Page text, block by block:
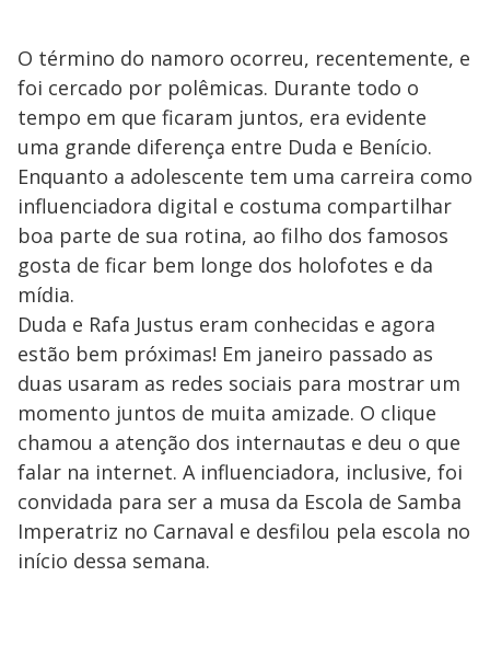
O término do namoro ocorreu, recentemente, e
foi cercado por polêmicas. Durante todo o
tempo em que ficaram juntos, era evidente
uma grande diferença entre Duda e Benício.
Enquanto a adolescente tem uma carreira como
influenciadora digital e costuma compartilhar
boa parte de sua rotina, ao filho dos famosos
gosta de ficar bem longe dos holofotes e da
mídia.
Duda e Rafa Justus eram conhecidas e agora
estão bem próximas! Em janeiro passado as
duas usaram as redes sociais para mostrar um
momento juntos de muita amizade. O clique
chamou a atenção dos internautas e deu o que
falar na internet. A influenciadora, inclusive, foi
convidada para ser a musa da Escola de Samba
Imperatriz no Carnaval e desfilou pela escola no
início dessa semana.